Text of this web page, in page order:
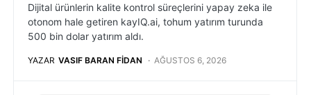
Dijital ürünlerin kalite kontrol süreçlerini yapay zeka ile
otonom hale getiren kayIQ.ai, tohum yatırım turunda
500 bin dolar yatırım aldı.
YAZAR VASIF BARAN FIDAN AĞUSTOS 6, 2026